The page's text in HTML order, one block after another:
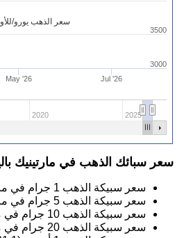
سعر الذهب يورو/
May '26 Jul '26
2020 2025
3500
3000
سعر سبائك الذهب في مارتينيك
سعر سبيكة الذهب 1 جرام في مارتينيك:
سعر سبيكة الذهب 5 جرام في مارتينيك:
سعر سبيكة الذهب 10 جرام في مارتينيك:
سعر سبيكة الذهب 20 جرام في مارتينيك: